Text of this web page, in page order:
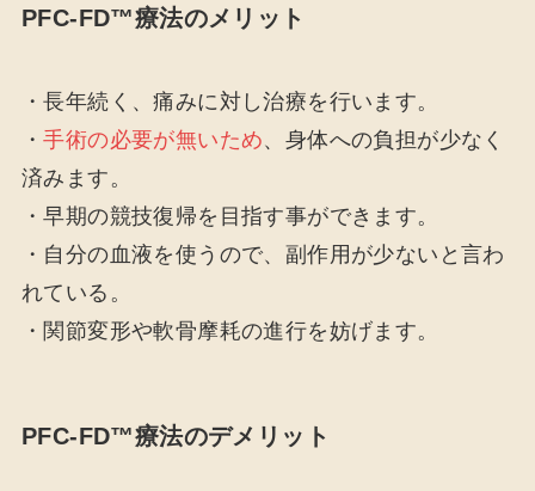
PFC-FD™療法のメリット
・長年続く、痛みに対し治療を行います。
・手術の必要が無いため、身体への負担が少なく
済みます。
・早期の競技復帰を目指す事ができます。
・自分の血液を使うので、副作用が少ないと言わ
れている。
・関節変形や軟骨摩耗の進行を妨げます。
PFC-FD™療法のデメリット